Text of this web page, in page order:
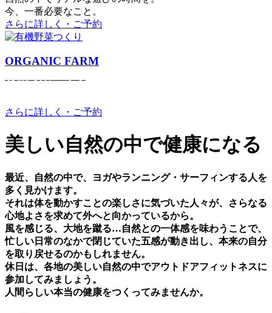
今、⼀番必要なこと。
さらに詳しく・ご予約
ORGANIC FARM
さらに詳しく・ご予約
美しい⾃然の中で健康になる
最近、⾃然の中で、ヨガやランニング・サーフィンする⼈を
多く⾒かけます。
それは体を動かすことの楽しさに気づいた⼈々が、さらなる
⼼地よさを求めて外へと向かっているから。
⾵を感じる、⼤地を蹴る…⾃然との⼀体感を味わうことで、
忙しい⽇常のなかで閉じていた五感が動き出し、本来の⾃分
を取り戻せるのかもしれません。
休⽇は、各地の美しい⾃然の中でアウトドアフィットネスに
参加してみましょう。
⼈間らしい本当の健康をつくってみませんか。